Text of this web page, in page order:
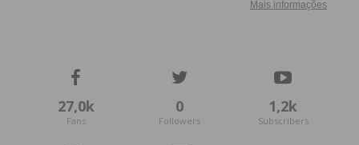
27,0k
Fans
0
Followers
1,2k
Subscribers